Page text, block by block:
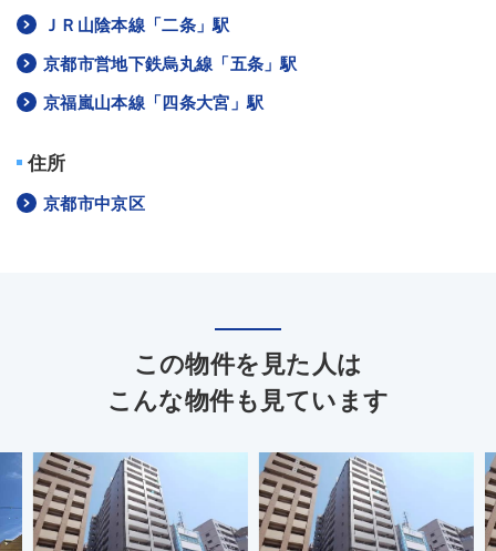
ＪＲ山陰本線「二条」駅
京都市営地下鉄烏丸線「五条」駅
京福嵐山本線「四条大宮」駅
住所
京都市中京区
この物件を見た人は
こんな物件も見ています